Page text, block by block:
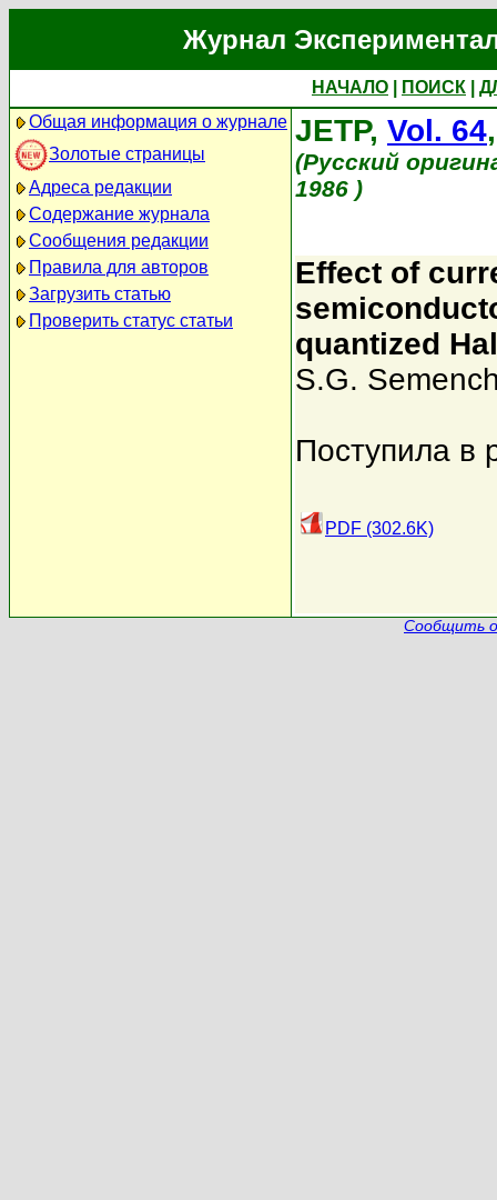
Журнал
НАЧАЛО ПОИСК
Общая информация о журнале
Золотые страницы
Адреса редакции
Содержание журнала
Сообщения редакции
Правила для авторов
Загрузить статью
Проверить статус статьи
JETP, Vol. 64
(Русский
1986 )
Effect of
quantized
S.G.
Поступила в
PDF (302.6K)
Сообщить о